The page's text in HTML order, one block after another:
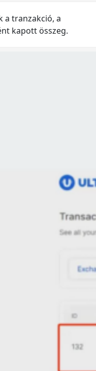
a tranzakció, a
kapott összeg.